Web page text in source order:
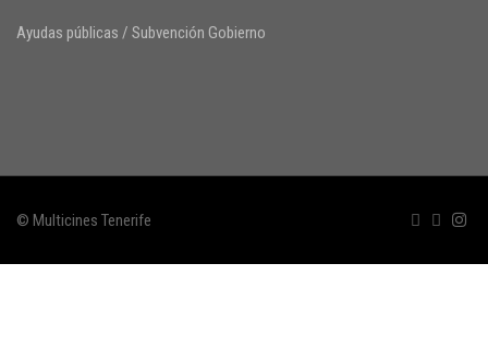
Ayudas públicas / Subvención Gobierno
© Multicines Tenerife